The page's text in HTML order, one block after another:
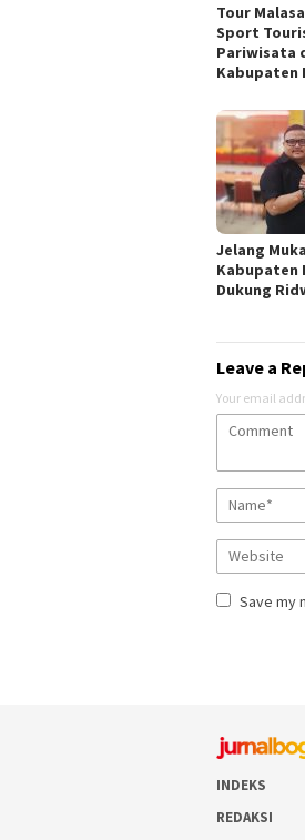
Tour
Sport
Pariwisata
Kabupaten
Jelang
Kabupaten
Dukung
Leave a
Your email
Save my
INDEKS
REDAKSI